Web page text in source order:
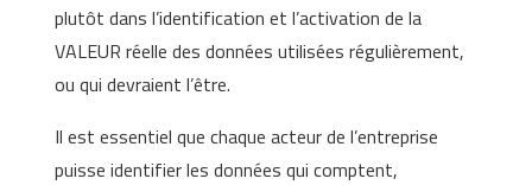
plutôt dans l’identification et l’activation de la
VALEUR réelle des données utilisées régulièrement,
ou qui devraient l’être.
Il est essentiel que chaque acteur de l’entreprise
puisse identifier les données qui comptent,